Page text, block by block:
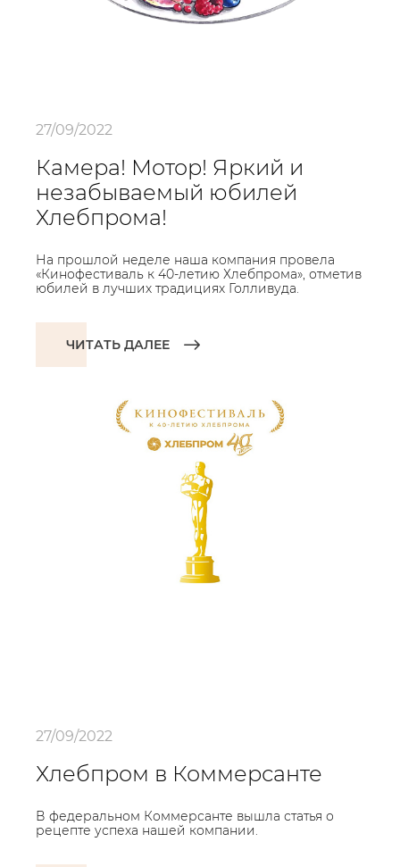
27/09/2022
Камера! Мотор! Яркий и
незабываемый юбилей
Хлебпрома!
На прошлой неделе наша компания провела
«Кинофестиваль к 40-летию Хлебпрома», отметив
юбилей в лучших традициях Голливуда.
ЧИТАТЬ ДАЛЕЕ
27/09/2022
Хлебпром в Коммерсанте
В федеральном Коммерсанте вышла статья о
рецепте успеха нашей компании.